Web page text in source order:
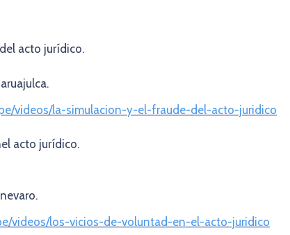
acto jurídico.
videos/la-simulacion-y-el-fraude-del-acto-juridico
el acto jurídico.
videos/los-vicios-de-voluntad-en-el-acto-juridico